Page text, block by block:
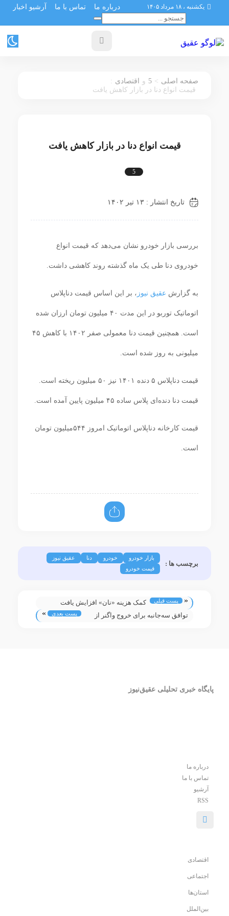
یکشنبه ، ۱۸ مرداد ۱۴۰۵ درباره ما تماس با ما آرشیو اخبار
صفحه اصلی >
5 و اقتصادی :
قیمت انواع دنا در بازار کاهش یافت
قیمت انواع دنا در بازار کاهش یافت
5
تاریخ انتشار : ۱۳ تیر ۱۴۰۲
بررسی بازار خودرو نشان می‌دهد که قیمت انواع
خودروی دنا طی یک ماه گذشته روند کاهشی داشت.
به گزارش عقیق نیوز ، بر این اساس قیمت دناپلاس
اتوماتیک توربو در این مدت ۴۰ میلیون تومان ارزان شده
است. همچنین قیمت دنا معمولی صفر ۱۴۰۲ با کاهش ۴۵
میلیونی به روز شده است.
قیمت دناپلاس ۵ دنده ۱۴۰۱ نیز ۵۰ میلیون ریخته است.
قیمت دنا دنده‌ای پلاس ساده ۴۵ میلیون پایین آمده است.
قیمت کارخانه دناپلاس اتوماتیک امروز ۵۴۴میلیون تومان
است.
برچسب ها :
بازار خودرو خودرو دنا
عقیق نیوز
قیمت خودرو
« پست قبلی
کمک هزینه «نان» افزایش یافت
توافق سه‌جانبه برای خروج واگنر از
پست بعدی »
پایگاه خبری تحلیلی عقیق‌نیوز
درباره ما
تماس با ما
آرشیو
RSS
اقتصادی
اجتماعی
استان‌ها
بین‌الملل